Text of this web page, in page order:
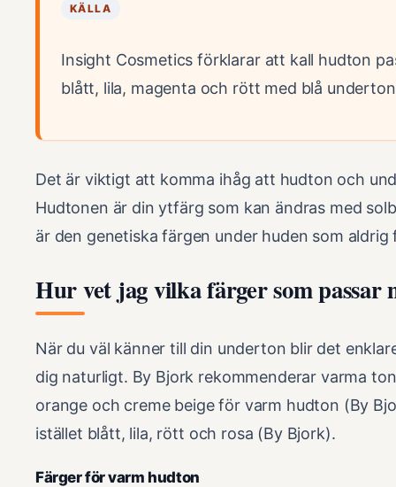
KÄLLA
Insight Cosmetics förklarar att kall hudton
blått, lila, magenta och rött med blå
Det är viktigt att komma ihåg att hudton och
Hudtonen är din ytfärg som kan ändras med
är den genetiska färgen under huden som aldrig
Hur vet jag vilka färger som passar
När du väl känner till din underton blir det
dig naturligt. By Bjork rekommenderar varma
orange och creme beige för varm hudton (By
istället blått, lila, rött och rosa (By Bjork).
Färger för varm hudton